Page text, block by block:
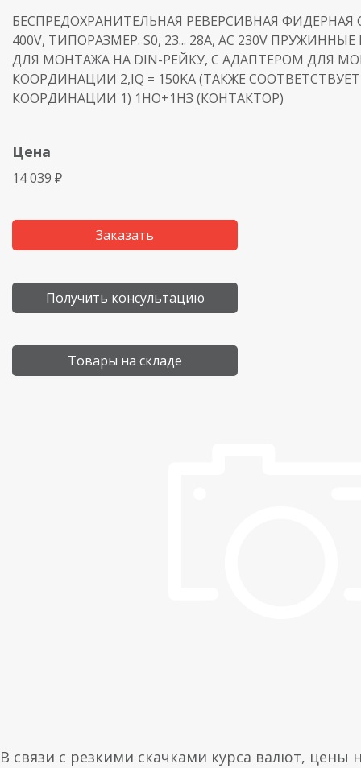
БЕСПРЕДОХРАНИТЕЛЬНАЯ РЕВЕРСИВНАЯ ФИДЕРНАЯ
400V, ТИПОРАЗМЕР. S0, 23... 28A, AC 230V
ДЛЯ МОНТАЖА НА DIN-РЕЙКУ, С АДАПТЕРОМ ДЛЯ
КООРДИНАЦИИ 2,IQ = 150KA (ТАКЖЕ
КООРДИНАЦИИ 1) 1НО+1НЗ (КОНТАКТОР)
Цена
14 039 ₽
Заказать
Получить консультацию
Товары на складе
В связи с резкими скачками курса валют, цены